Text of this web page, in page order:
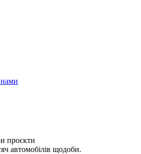
нами
проєкти
автомобілів щодоби.